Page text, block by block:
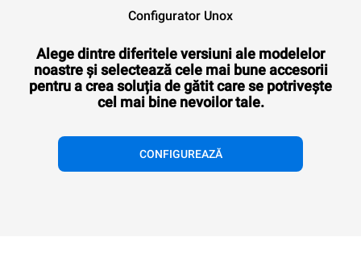
Configurator Unox
Alege dintre diferitele versiuni ale modelelor
noastre și selectează cele mai bune accesorii
pentru a crea soluția de gătit care se potrivește
cel mai bine nevoilor tale.
CONFIGUREAZĂ